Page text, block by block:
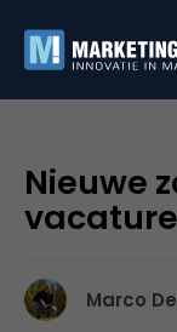
Nieuwe
Marco